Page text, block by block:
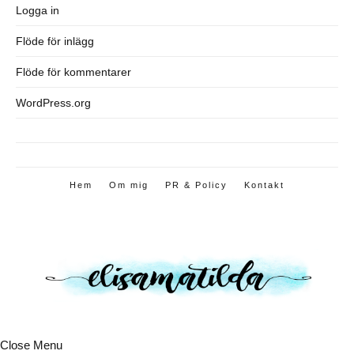
Logga in
Flöde för inlägg
Flöde för kommentarer
WordPress.org
Hem Om mig PR & Policy Kontakt
Close Menu